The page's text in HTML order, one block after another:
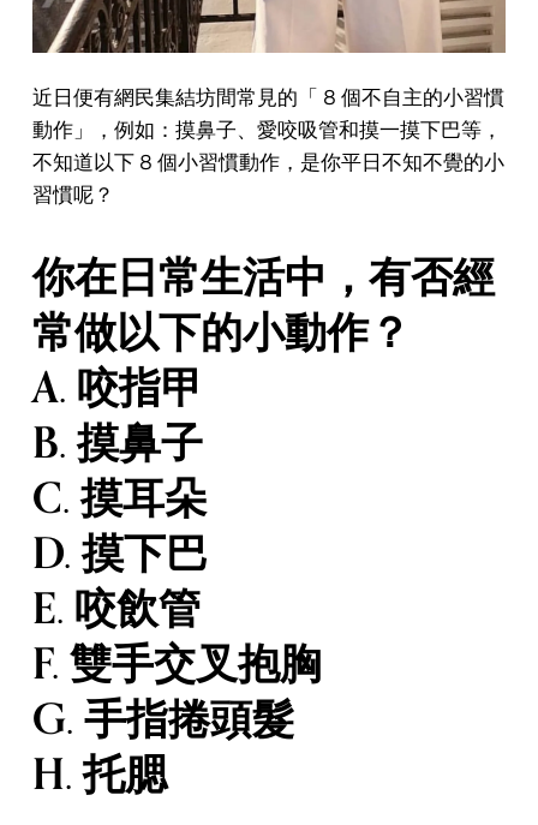
近日便有網民集結坊間常見的「 8 個不自主的小習慣
動作」，例如：摸鼻子、愛咬吸管和摸一摸下巴等，
不知道以下 8 個小習慣動作，是你平日不知不覺的小
習慣呢？
你在日常生活中，有否經
常做以下的小動作？
A. 咬指甲
B. 摸鼻子
C. 摸耳朵
D. 摸下巴
E. 咬飲管
F. 雙手交叉抱胸
G. 手指捲頭髮
H. 托腮